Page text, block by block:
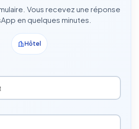
Vous recevez une réponse
en quelques minutes.
Hôtel